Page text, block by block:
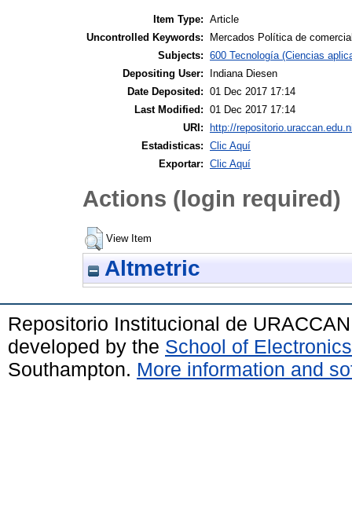
Item Type: Article
Uncontrolled Keywords:
Mercados Política de
Subjects: 600 Tecnología (Ciencias
Depositing User:
Indiana Diesen
Date Deposited: 01 Dec 2017 17:14
Last Modified: 01 Dec 2017 17:14
URI:
http://
Estadisticas: Clic Aquí
Exportar: Clic Aquí
Actions (login required)
View Item
Altmetric
Repositorio Institucional de
developed by the School of
Southampton. More information and